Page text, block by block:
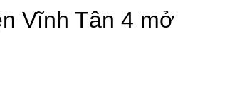
Vĩnh Tân 4 mở